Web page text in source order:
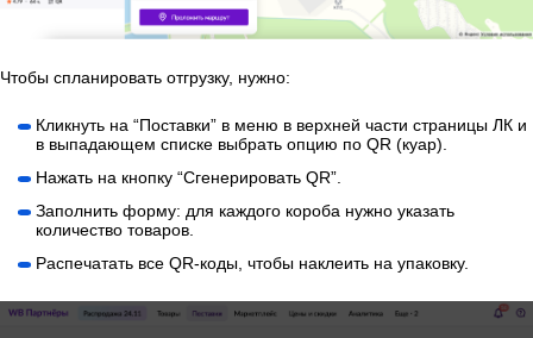
Чтобы спланировать отгрузку, нужно:
Кликнуть на “Поставки” в меню в верхней части страницы ЛК и
в выпадающем списке выбрать опцию по QR (куар).
Нажать на кнопку “Сгенерировать QR”.
Заполнить форму: для каждого короба нужно указать
количество товаров.
Распечатать все QR-коды, чтобы наклеить на упаковку.